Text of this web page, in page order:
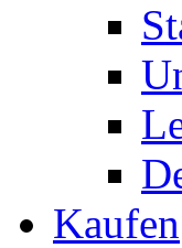
Kaufen